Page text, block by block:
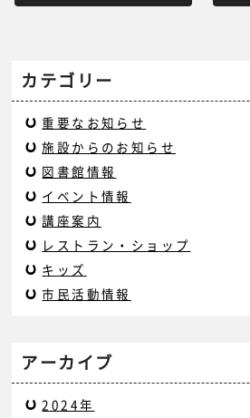
カテゴリー
重要なお知らせ
施設からのお知らせ
図書館情報
イベント情報
講座案内
レストラン・ショップ
キッズ
市民活動情報
アーカイブ
2024年